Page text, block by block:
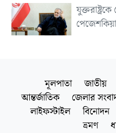
মূলপাতা জাতীয়
আন্তর্জাতিক
জেলার
লাইফস্টাইল
বিনোদন
ভ্রমণ